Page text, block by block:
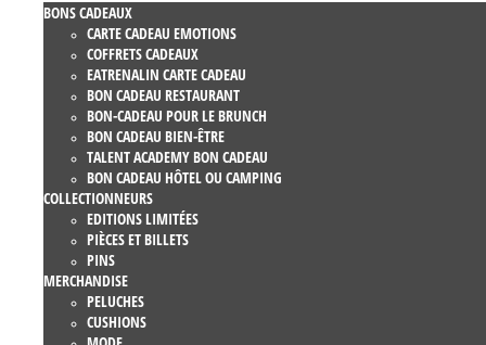
BONS CADEAUX
CARTE CADEAU EMOTIONS
COFFRETS CADEAUX
EATRENALIN CARTE CADEAU
BON CADEAU RESTAURANT
BON-CADEAU POUR LE BRUNCH
BON CADEAU BIEN-ÊTRE
TALENT ACADEMY BON CADEAU
BON CADEAU HÔTEL OU CAMPING
COLLECTIONNEURS
EDITIONS LIMITÉES
PIÈCES ET BILLETS
PINS
MERCHANDISE
PELUCHES
CUSHIONS